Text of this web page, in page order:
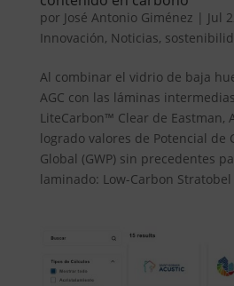
por José Antonio Giménez | Jul
Innovación, Noticias,
Al combinar el vidrio de baja
AGC con las láminas
LiteCarbon™ Clear de Eastman,
logrado valores de Potencial de
Global (GWP) sin precedentes
laminado: Low-Carbon Stratobel